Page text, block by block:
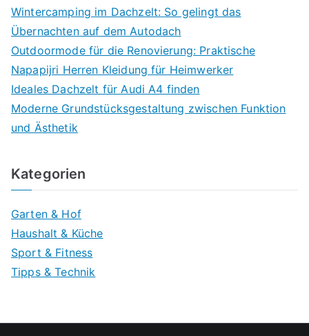
Wintercamping im Dachzelt: So gelingt das
Übernachten auf dem Autodach
Outdoormode für die Renovierung: Praktische
Napapijri Herren Kleidung für Heimwerker
Ideales Dachzelt für Audi A4 finden
Moderne Grundstücksgestaltung zwischen Funktion
und Ästhetik
Kategorien
Garten & Hof
Haushalt & Küche
Sport & Fitness
Tipps & Technik